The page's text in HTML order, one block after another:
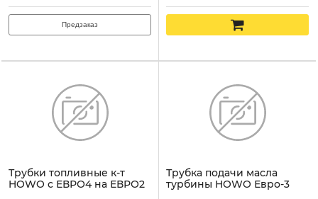
Предзаказ
Трубки топливные к-т
HOWO с ЕВРО4 на ЕВРО2
Трубка подачи масла
турбины HOWO Евро-3